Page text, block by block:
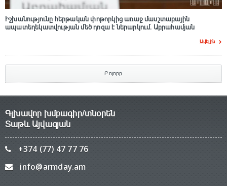
Իշխանությունը հերթական փոթորկից առաջ մասշտաբային
ապատեղեկատվության մեծ դnզա է ներարկում․ Աբրահամյան
Ավելին
Բոլորը
Գլխավոր խմբագիր/տնօրեն
Տաթև Այվազյան
+374 (77) 47 77 76
info@armday.am